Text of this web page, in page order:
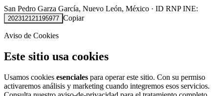
San Pedro Garza García, Nuevo León, México · ID RNP INE:
202312121195977 Copiar
Aviso de Cookies
Este sitio usa cookies
Usamos cookies esenciales para operar este sitio. Con su permiso
activaremos análisis y marketing cuando integremos esos servicios.